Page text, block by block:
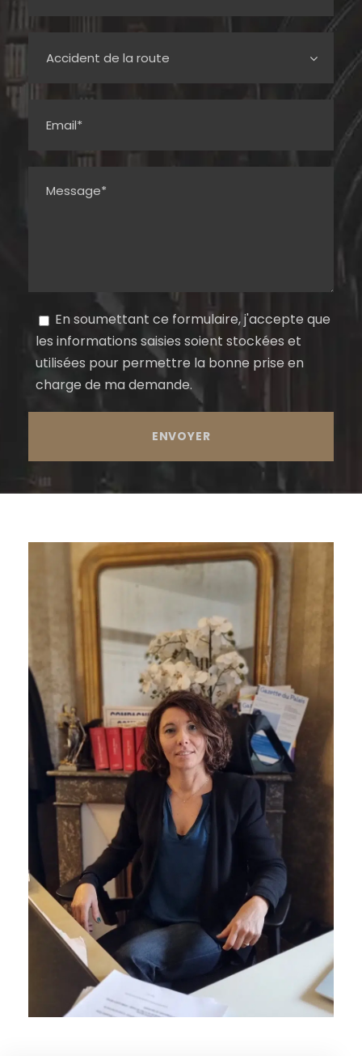
En soumettant ce formulaire, j'accepte que
les informations saisies soient stockées et
utilisées pour permettre la bonne prise en
charge de ma demande.